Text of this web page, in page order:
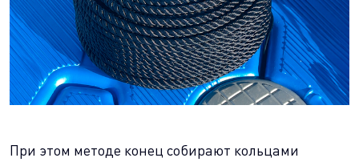
При этом методе конец собирают кольцами